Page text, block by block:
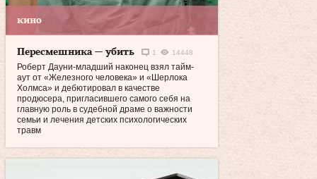
кино
Пересмешника — убить 1 14448
Роберт Дауни-младший наконец взял тайм-
аут от «Железного человека» и «Шерлока
Холмса» и дебютировал в качестве
продюсера, пригласившего самого себя на
главную роль в судебной драме о важности
семьи и лечения детских психологических
травм